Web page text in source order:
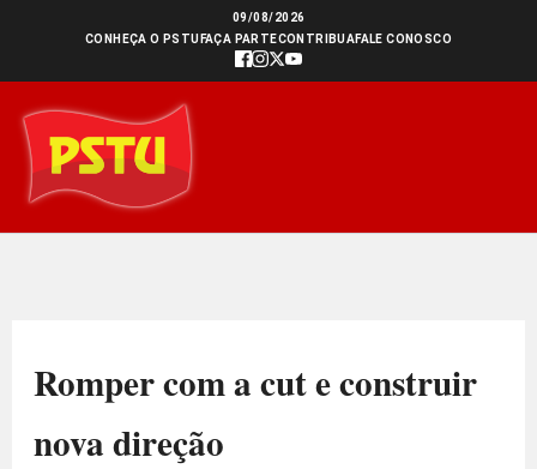
conteúdo
09/08/2026
CONHEÇA O PSTU FAÇA PARTECONTRIBUAFALE CONOSCO
Romper com a cut e construir
nova direção